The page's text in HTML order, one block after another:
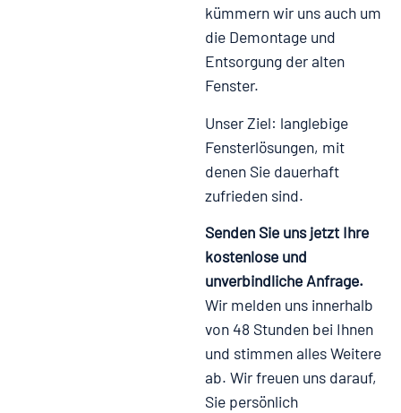
kümmern wir uns auch um
die Demontage und
Entsorgung der alten
Fenster.
Unser Ziel: langlebige
Fensterlösungen, mit
denen Sie dauerhaft
zufrieden sind.
Senden Sie uns jetzt Ihre
kostenlose und
unverbindliche Anfrage.
Wir melden uns innerhalb
von 48 Stunden bei Ihnen
und stimmen alles Weitere
ab. Wir freuen uns darauf,
Sie persönlich